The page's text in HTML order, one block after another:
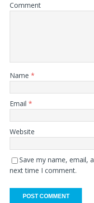
Comment
Name *
Email *
Website
Save my name, email,
next time I comment.